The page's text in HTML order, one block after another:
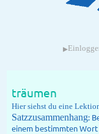
▸
träumen
Hier siehst du eine
Satzzusammenhang:
einem bestimmten